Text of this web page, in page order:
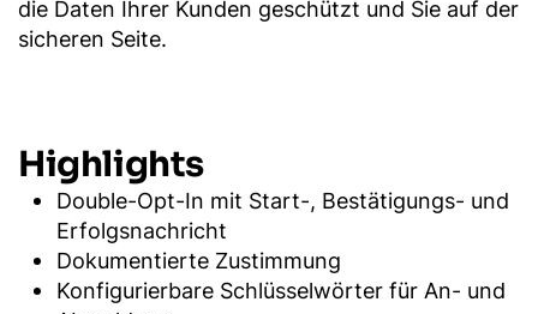
die Daten Ihrer Kunden geschützt und Sie auf der
sicheren Seite.
Highlights
Double-Opt-In mit Start-, Bestätigungs- und
Erfolgsnachricht
Dokumentierte Zustimmung
Konfigurierbare Schlüsselwörter für An- und